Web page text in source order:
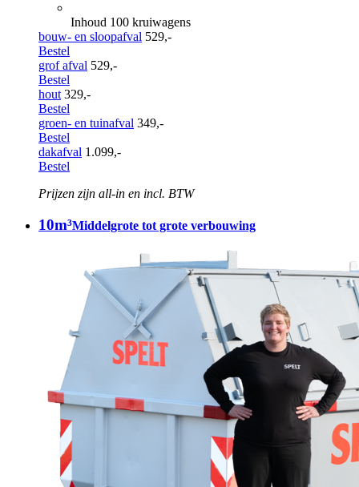
Inhoud 100 kruiwagens
bouw- en sloopafval 529,-
Bestel
grof afval 529,-
Bestel
hout 329,-
Bestel
groen- en tuinafval 349,-
Bestel
dakafval 1.099,-
Bestel
Prijzen zijn all-in en incl. BTW
10m³Middelgrote tot grote verbouwing